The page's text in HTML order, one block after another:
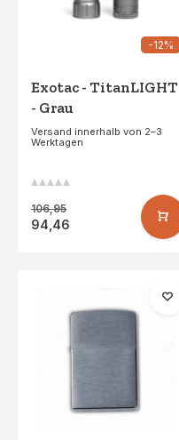
-12%
Exotac - TitanLIGHT
- Grau
Versand innerhalb von 2–3
Werktagen
106,95
94,46